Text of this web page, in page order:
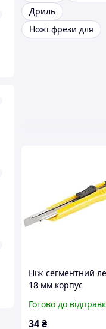
Дриль
Ножі фрези для
Ніж сегментний
18 мм корпус
автоматичний
SIGMA (8211181)
Готово до
34₴